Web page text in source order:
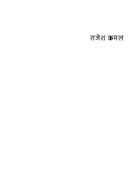
राजेश कमल